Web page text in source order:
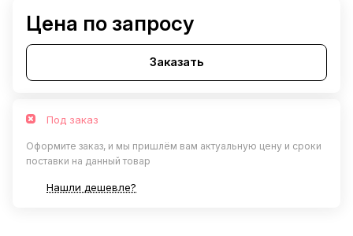
Цена по запросу
Заказать
Под заказ
Оформите заказ, и мы пришлём вам актуальную цену и сроки
поставки на данный товар
Нашли дешевле?